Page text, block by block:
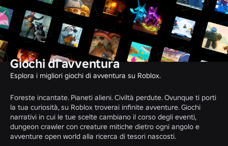
Giochi di avventura
Esplora i migliori giochi di avventura su Roblox.
Foreste incantate. Pianeti alieni. Civiltà perdute. Ovunque ti porti
la tua curiosità, su Roblox troverai infinite avventure. Giochi
narrativi in cui le tue scelte cambiano il corso degli eventi,
dungeon crawler con creature mitiche dietro ogni angolo e
avventure open world alla ricerca di tesori nascosti.